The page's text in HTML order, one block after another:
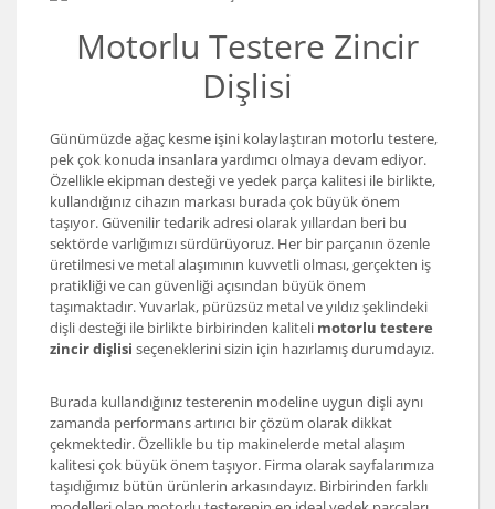
Motorlu Testere Zincir
Dişlisi
Günümüzde ağaç kesme işini kolaylaştıran motorlu testere,
pek çok konuda insanlara yardımcı olmaya devam ediyor.
Özellikle ekipman desteği ve yedek parça kalitesi ile birlikte,
kullandığınız cihazın markası burada çok büyük önem
taşıyor. Güvenilir tedarik adresi olarak yıllardan beri bu
sektörde varlığımızı sürdürüyoruz. Her bir parçanın özenle
üretilmesi ve metal alaşımının kuvvetli olması, gerçekten iş
pratikliği ve can güvenliği açısından büyük önem
taşımaktadır. Yuvarlak, pürüzsüz metal ve yıldız şeklindeki
dişli desteği ile birlikte birbirinden kaliteli motorlu testere
zincir dişlisi seçeneklerini sizin için hazırlamış durumdayız.
Burada kullandığınız testerenin modeline uygun dişli aynı
zamanda performans artırıcı bir çözüm olarak dikkat
çekmektedir. Özellikle bu tip makinelerde metal alaşım
kalitesi çok büyük önem taşıyor. Firma olarak sayfalarımıza
taşıdığımız bütün ürünlerin arkasındayız. Birbirinden farklı